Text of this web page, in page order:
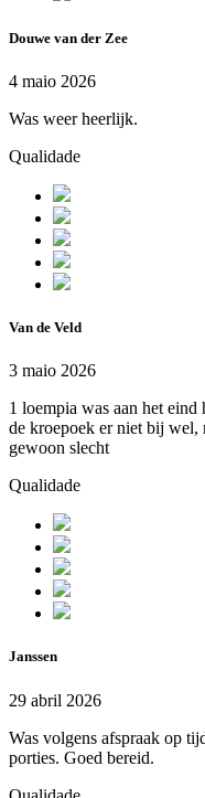
Douwe van der Zee
4 maio 2026
Was weer heerlijk.
Qualidade
Van de Veld
3 maio 2026
1 loempia was aan het
de kroepoek er niet bij wel,
gewoon slecht
Qualidade
Janssen
29 abril 2026
Was volgens afspraak op
porties. Goed bereid.